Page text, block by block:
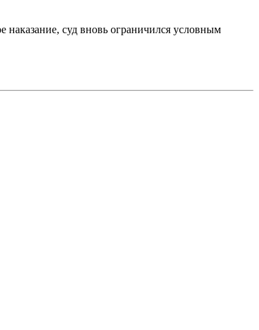
наказание, суд вновь ограничился условным